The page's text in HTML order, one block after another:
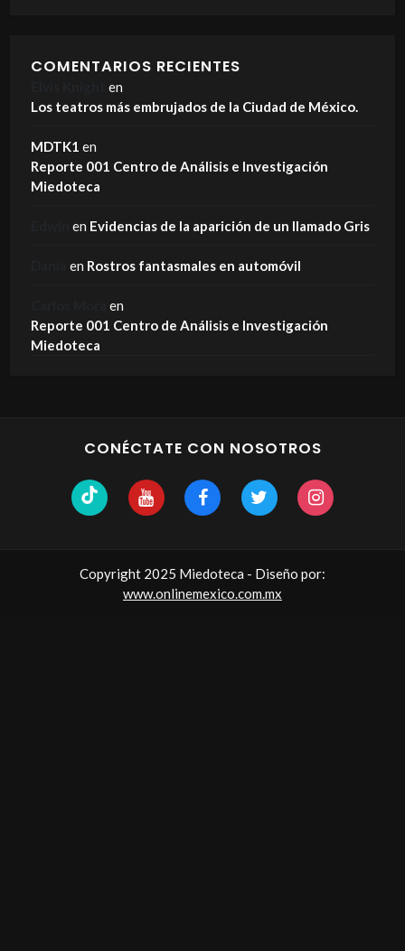
COMENTARIOS RECIENTES
en
Los teatros más embrujados de la Ciudad de México.
MDTK1 en
Reporte 001 Centro de Análisis e Investigación
Miedoteca
en Evidencias de la aparición de un llamado Gris
en Rostros fantasmales en automóvil
en
Reporte 001 Centro de Análisis e Investigación
Miedoteca
CONÉCTATE CON NOSOTROS
Copyright 2025 Miedoteca - Diseño por:
www.onlinemexico.com.mx